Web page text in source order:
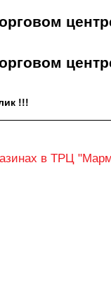
!!!
в ТРЦ